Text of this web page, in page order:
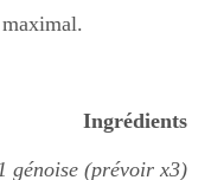
Ingrédients
génoise (prévoir x3)